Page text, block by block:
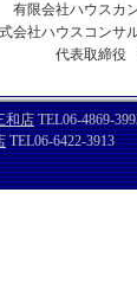
有限会社ハウスカ
会社ハウスコンサ
代表取締役
和店TEL06-4869-
TEL06-6422-3913